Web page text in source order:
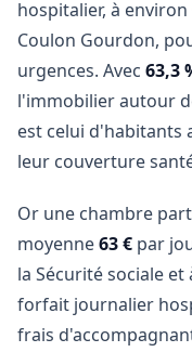
hospitalier, à
Coulon Gourdon,
urgences. Avec 63,3
l'immobilier autour
est celui d'habitants
leur couverture
Or une chambre
moyenne63 € par
la Sécurité sociale
forfait journalier
frais